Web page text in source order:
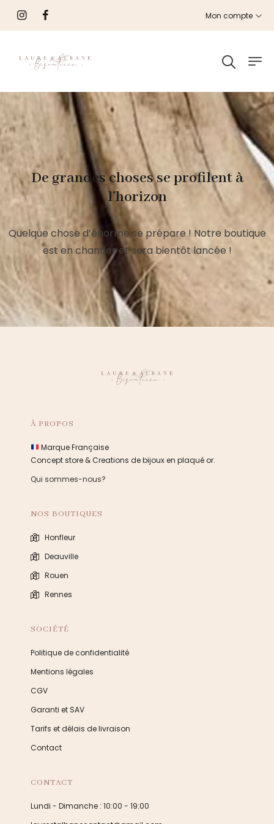
Mon compte
De grandes choses se profilent à
l’horizon
Quelque chose d’énorme se prépare ! Notre boutique
est en chantier et sera bientôt lancée !
À PROPOS
Marque Française
Concept store & Creations de bijoux en plaqué or.
Qui sommes-nous?
NOS BOUTIQUES
Honfleur
Deauville
Rouen
Rennes
SOCIÉTÉ
Politique de confidentialité
Mentions légales
CGV
Garanti et SAV
Tarifs et délais de livraison
Contact
CONTACT
Lundi - Dimanche : 10:00 - 19:00